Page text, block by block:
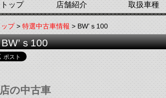
トップ 店舗紹介 取扱車種
ップ>特選中古車情報> BW’ｓ100
BW’ｓ100
の中古車